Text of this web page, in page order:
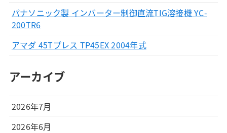
パナソニック製 インバーター制御直流TIG溶接機 YC-
200TR6
アマダ 45Tプレス TP45EX 2004年式
アーカイブ
2026年7月
2026年6月